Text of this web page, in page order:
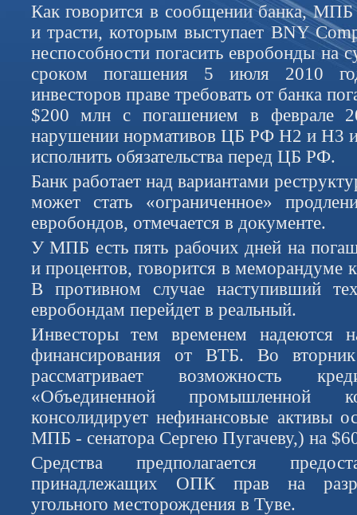
Как говорится в сообщении банка, МПБ
и трасти, которым выступает BNY
неспособности погасить евробонды на
сроком погашения 5 июля 2010
инвесторов праве требовать от банка
$200 млн с погашением в феврале
нарушении нормативов ЦБ РФ Н2 и Н3 и
исполнить обязательства перед ЦБ РФ.
Банк работает над вариантами
может стать «ограниченное»
евробондов, отмечается в документе.
У МПБ есть пять рабочих дней на
и процентов, говорится в меморандуме
В противном случае наступивший
евробондам перейдет в реальный.
Инвесторы тем временем надеются
финансирования от ВТБ. Во
рассматривает возможность
«Объединенной промышленной
консолидирует нефинансовые активы
МПБ - сенатора Сергею Пугачеву,) на
Средства предполагается
принадлежащих ОПК прав на
угольного месторождения в Туве.